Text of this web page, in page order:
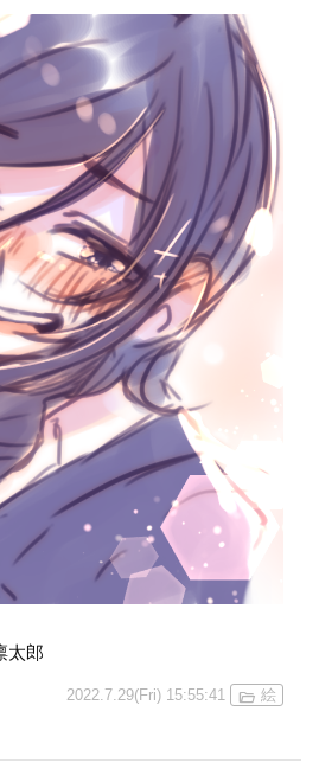
太郎
2022.7.29(Fri) 15:55:41 絵